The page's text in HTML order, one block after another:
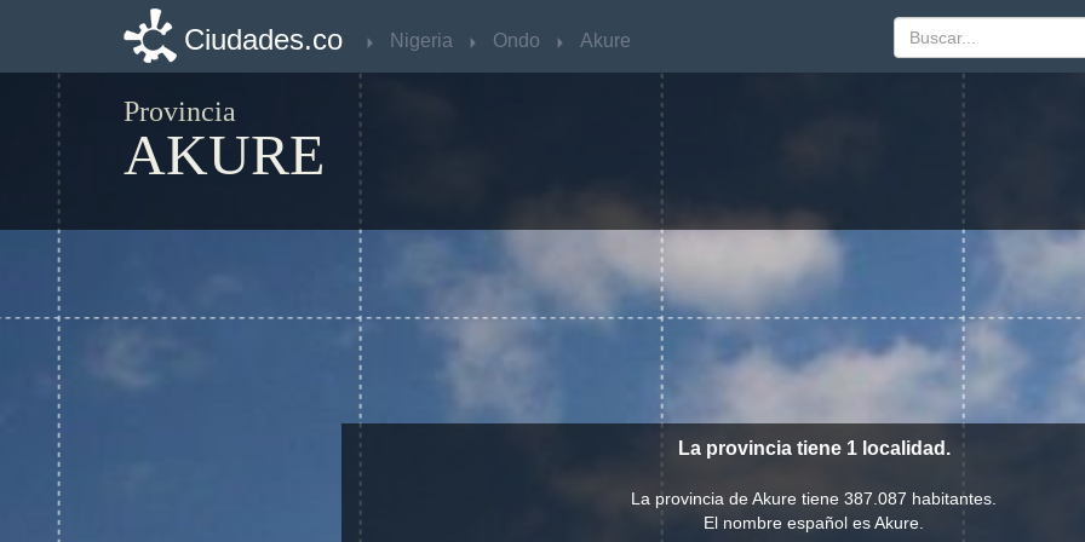
Ciudades.co Nigeria Ondo Akure
Provincia
AKURE
La provincia tiene 1 localidad.
La provincia de Akure tiene 387.087 habitantes.
El nombre español es Akure.
Ciudades.co Nigeria Ondo Akure